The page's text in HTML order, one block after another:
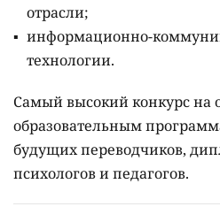
отрасли;
информационно-
технологии.
Самый высокий конкурс на
образовательным
будущих переводчиков,
психологов и педагогов.